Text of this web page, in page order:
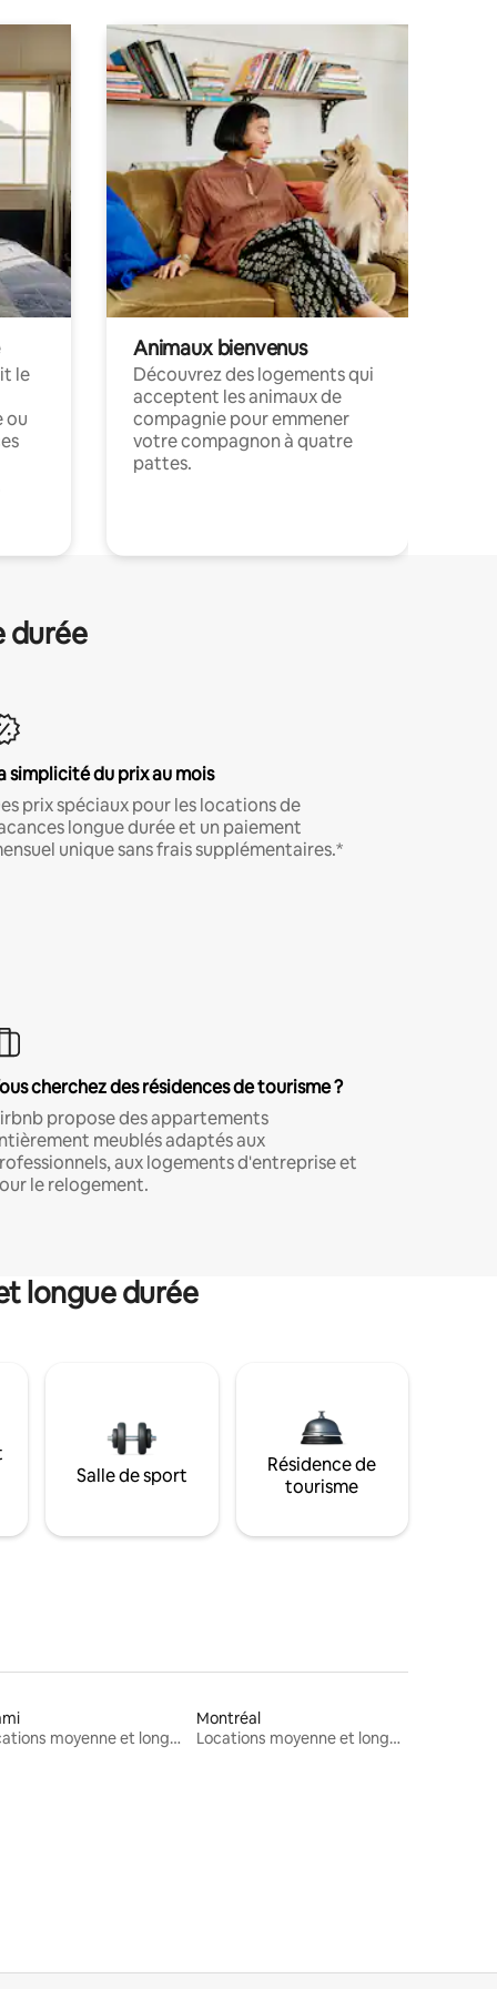
le
ou
Animaux bienvenus
Découvrez des logements qui
acceptent les animaux de
compagnie pour emmener
votre compagnon à quatre
pattes.
durée
simplicité du prix au mois
prix spéciaux pour les locations de
longue durée et un paiement
unique sans frais supplémentaires.*
cherchez des résidences de tourisme ?
propose des appartements
meublés adaptés aux
aux logements d'entreprise et
le relogement.
longue durée
Salle de sport
Résidence de
tourisme
Locations moyenne et longue durée
Montréal
Locations moyenne et longue durée